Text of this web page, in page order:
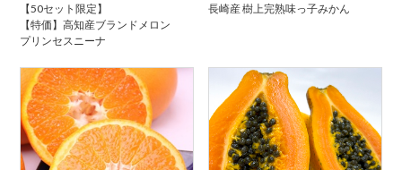
【50セット限定】
【特価】高知産ブランドメロン
プリンセスニーナ
長崎産 樹上完熟味っ子みかん